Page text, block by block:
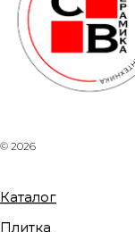
© 2026
Каталог
Плитка